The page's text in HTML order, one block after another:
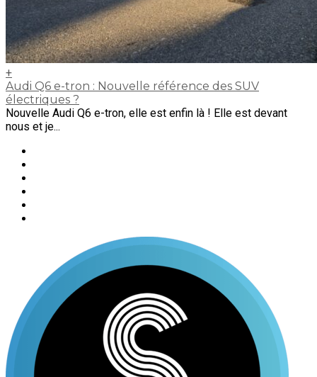
+
Audi Q6 e-tron : Nouvelle référence des SUV
électriques ?
Nouvelle Audi Q6 e-tron, elle est enfin là ! Elle est devant
nous et je...